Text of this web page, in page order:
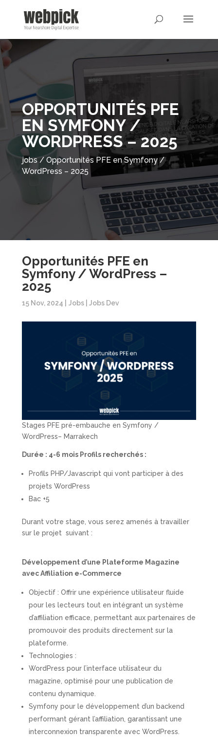
OPPORTUNITÉS PFE
EN SYMFONY /
WORDPRESS – 2025
jobs/ Opportunités PFE en Symfony /
WordPress – 2025
Opportunités PFE en
Symfony / WordPress –
2025
15 Nov, 2024 Jobs| Jobs Dev
Stages PFE pré-embauche en Symfony /
WordPress– Marrakech
Durée : 4-6 mois Profils recherchés :
Profils PHP/Javascript qui vont participer à des
projets WordPress
Bac +5
Durant votre stage, vous serez amenés à travailler
sur le projet suivant :
Développement d’une Plateforme Magazine
avec Affiliation e-Commerce
Objectif : Offrir une expérience utilisateur fluide
pour les lecteurs tout en intégrant un système
d’affiliation efficace, permettant aux partenaires de
promouvoir des produits directement sur la
plateforme.
Technologies :
WordPress pour l’interface utilisateur du
magazine, optimisé pour une publication de
contenu dynamique.
Symfony pour le développement d’un backend
performant gérant l’affiliation, garantissant une
interconnexion transparente avec WordPress.